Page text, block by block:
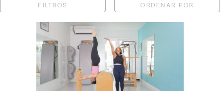
FILTROS ORDENAR POR